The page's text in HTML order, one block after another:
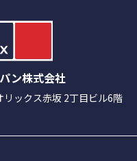
ン株式会社
リックス赤坂 2丁目ビル6階